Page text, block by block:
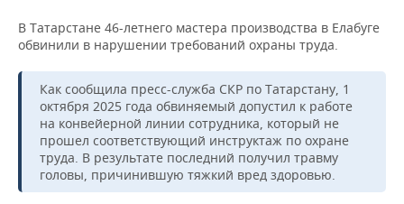
ВУЗЫ ТАТАРСТАНА
КОМУ ПРИНАДЛЕЖАТ
ТОРГОВЫЕ ЦЕНТРЫ
ТАТАРСТАНА
БЮДЖЕТ
ИНВЕСТИЦИИ
ПРОМЫШЛЕННОСТИ
АГРОПРОМ
МАШИНОСТРОЕНИЕ
НЕФТЕХИМИЯ
НЕФТЬ
НОВОСТИ НЕДВИЖИМОСТИ
НОВОСТИ АВТО
БИЗНЕС
НОВОСТИ БИЗНЕСА
РОЗНИЧНАЯ ТОРГОВЛЯ
ТЕХНОЛОГИИ
НОВОСТИ ТЕХНОЛОГИЙ
МЕРОПРИЯТИЯ
В Татарстане 46-летнего мастера производства в Елабуге
обвинили в нарушении требований охраны труда.
Как сообщила пресс-служба СКР по Татарстану, 1
октября 2025 года обвиняемый допустил к работе
на конвейерной линии сотрудника, который не
прошел соответствующий инструктаж по охране
труда. В результате последний получил травму
головы, причинившую тяжкий вред здоровью.